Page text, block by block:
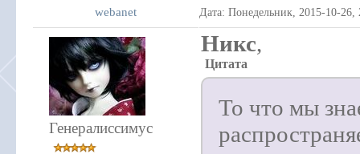
webanet Дата: Понедельник, 2015-10-
Генералиссимус
Никс,
Цитата
То что мы